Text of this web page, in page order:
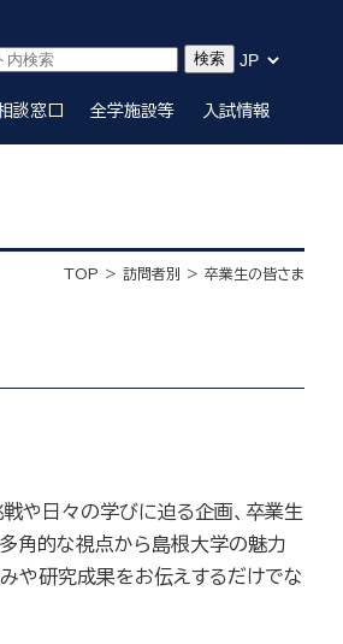
談窓口 全学施設等 入試情報
TOP 訪問者別 卒業生の皆さま
戦や日々の学びに迫る企画、卒業生
角的な視点から島根大学の魅力
や研究成果をお伝えするだけでな